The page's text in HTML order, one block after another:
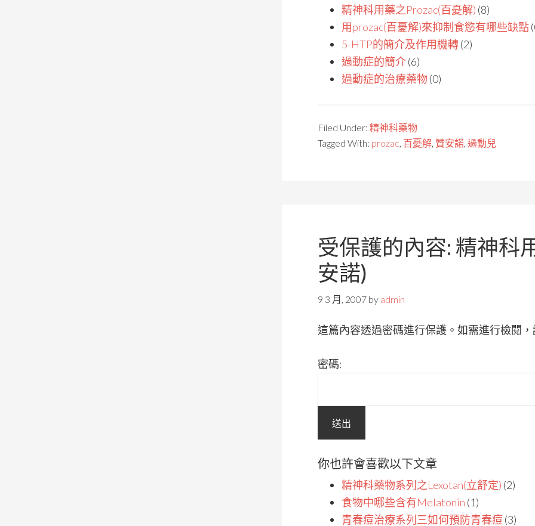
精神科用藥之Prozac(百憂解) (8)
用prozac(百憂解)來抑制食慾有哪些缺點
5-HTP的簡介及作用機轉(2)
過動症的簡介(6)
過動症的治療藥物 (0)
Filed Under: 精神科藥物
Tagged With: prozac, 百憂解, 贊安諾, 過動兒
受保護的內容: 精神科
安諾)
9 3 月, 2007 by admin
這篇內容透過密碼進行保護。如需進行檢閱
密碼:
你也許會喜歡以下文章
精神科藥物系列之Lexotan(立舒定) (2)
食物中哪些含有Melatonin (1)
青春痘治療系列三如何預防青春痘(3)